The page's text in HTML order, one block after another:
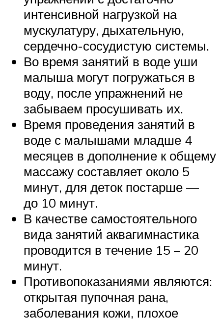
интенсивной нагрузкой на
мускулатуру, дыхательную,
сердечно-сосудистую системы.
Во время занятий в воде уши
малыша могут погружаться в
воду, после упражнений не
забываем просушивать их.
Время проведения занятий в
воде с малышами младше 4
месяцев в дополнение к общему
массажу составляет около 5
минут, для деток постарше —
до 10 минут.
В качестве самостоятельного
вида занятий аквагимнастика
проводится в течение 15 – 20
минут.
Противопоказаниями являются:
открытая пупочная рана,
заболевания кожи, плохое